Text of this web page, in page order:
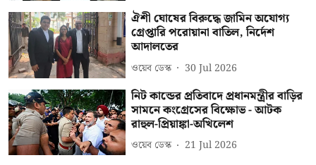
ঐশী ঘোষের বিরুদ্ধে জামিন অযোগ্য
গ্রেপ্তারি পরোয়ানা বাতিল, নির্দেশ
আদালতের
ওয়েব ডেস্ক 30 Jul 2026
নিট কান্ডের প্রতিবাদে প্রধানমন্ত্রীর বাড়ির
সামনে কংগ্রেসের বিক্ষোভ - আটক
রাহুল-প্রিয়াঙ্কা-অখিলেশ
ওয়েব ডেস্ক 21 Jul 2026